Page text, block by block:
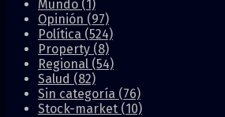
Mundo (1)
Opinión (97)
Política (524)
Property (8)
Regional (54)
Salud (82)
Sin categoría (76)
Stock-market (10)